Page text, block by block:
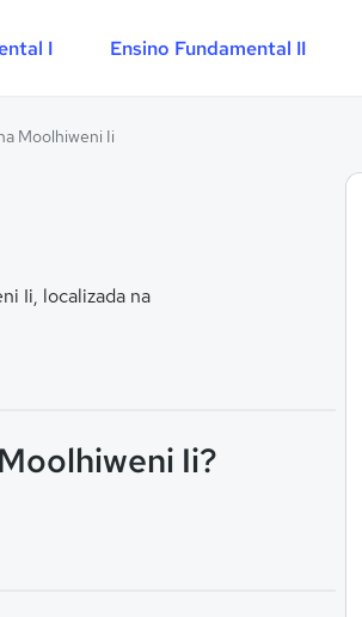
I Ensino Fundamental II
Moolhiweni Ii
Ii, localizada na
Ii?